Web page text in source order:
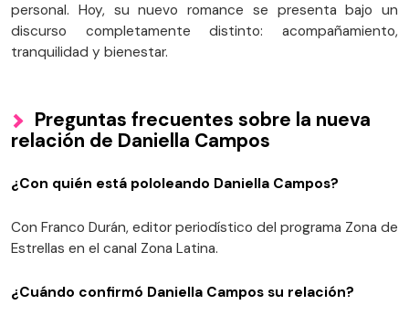
personal. Hoy, su nuevo romance se presenta bajo un
discurso completamente distinto: acompañamiento,
tranquilidad y bienestar.
Preguntas frecuentes sobre la nueva
relación de Daniella Campos
¿Con quién está pololeando Daniella Campos?
Con Franco Durán, editor periodístico del programa Zona de
Estrellas en el canal Zona Latina.
¿Cuándo confirmó Daniella Campos su relación?